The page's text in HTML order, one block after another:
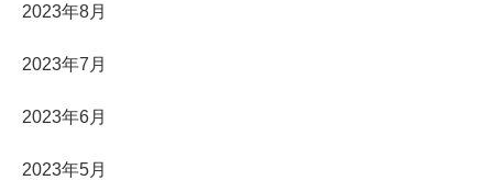
2023年8月
2023年7月
2023年6月
2023年5月